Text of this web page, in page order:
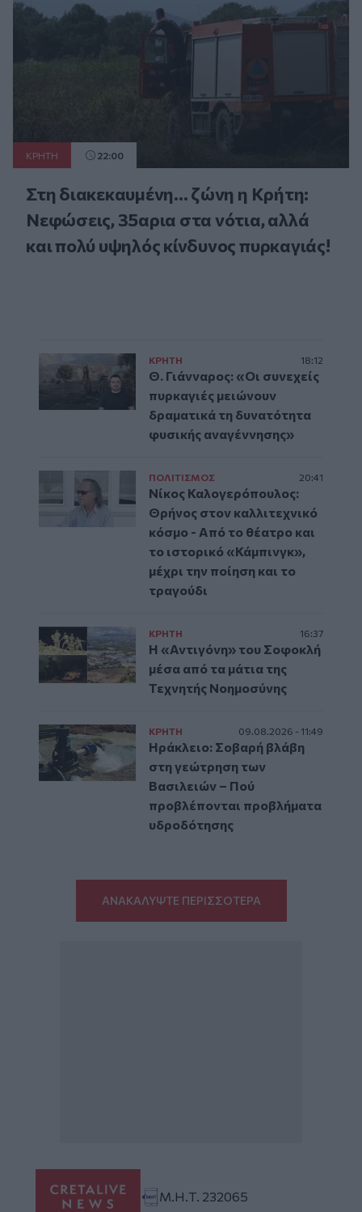
ΚΡΗΤΗ 22:00
Στη διακεκαυμένη... ζώνη η Κρήτη:
Νεφώσεις, 35αρια στα νότια, αλλά
και πολύ υψηλός κίνδυνος πυρκαγιάς!
ΚΡΗΤΗ 18:12
Θ. Γιάνναρος: «Οι συνεχείς
πυρκαγιές μειώνουν
δραματικά τη δυνατότητα
φυσικής αναγέννησης»
ΠΟΛΙΤΙΣΜΟΣ 20:41
Νίκος Καλογερόπουλος:
Θρήνος στον καλλιτεχνικό
κόσμο - Από το θέατρο και
το ιστορικό «Κάμπινγκ»,
μέχρι την ποίηση και το
τραγούδι
ΚΡΗΤΗ 16:37
Η «Αντιγόνη» του Σοφοκλή
μέσα από τα μάτια της
Τεχνητής Νοημοσύνης
ΚΡΗΤΗ 09.08.2026 - 11:49
Ηράκλειο: Σοβαρή βλάβη
στη γεώτρηση των
Βασιλειών – Πού
προβλέπονται προβλήματα
υδροδότησης
ΑΝΑΚΑΛΥΨΤΕ ΠΕΡΙΣΣΟΤΕΡΑ
Μ.Η.Τ. 232065